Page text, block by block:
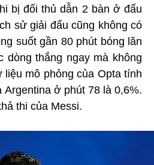
bị đối thủ dẫn 2 bàn ở đấu
sử giải đấu cũng không có
suốt gần 80 phút bóng lăn
dòng thắng ngay mà không
liệu mô phỏng của Opta tính
ở phút 78 là 0,6%.
thi của Messi.